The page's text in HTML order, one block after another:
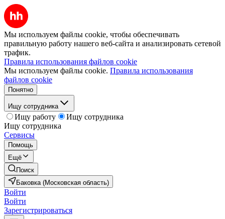
Мы используем файлы cookie, чтобы обеспечивать
правильную работу нашего веб-сайта и анализировать сетевой
трафик.
Правила использования файлов cookie
Мы используем файлы cookie. Правила использования
файлов cookie
Понятно
Ищу сотрудника
Ищу работу
Ищу сотрудника
Ищу сотрудника
Сервисы
Помощь
Ещё
Поиск
Баковка (Московская область)
Войти
Войти
Зарегистрироваться